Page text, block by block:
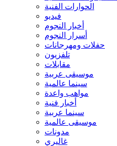
الحوارات الفنية
فيديو
أخبار النجوم
أسرار النجوم
حفلات ومهرجانات
تلفزيون
مقابلات
موسيقى عربية
سينما عالمية
مواهب واعدة
أخبار فنية
سينما عربية
موسيقى عالمية
مدونات
غاليري